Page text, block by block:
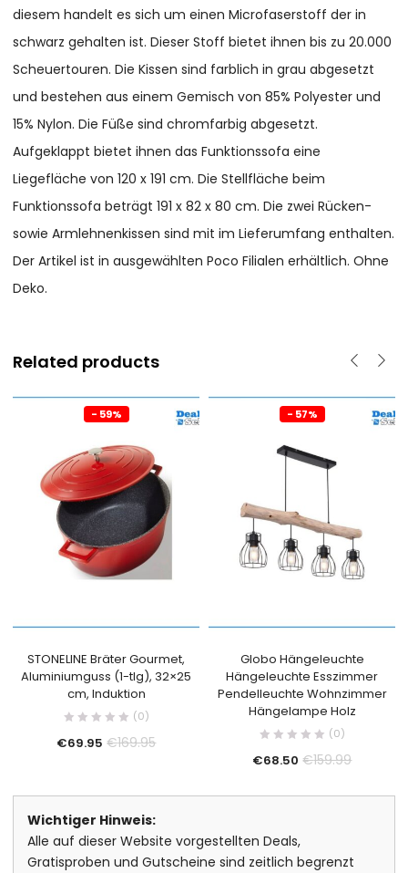
diesem handelt es sich um einen Microfaserstoff der in
schwarz gehalten ist. Dieser Stoff bietet ihnen bis zu 20.000
Scheuertouren. Die Kissen sind farblich in grau abgesetzt
und bestehen aus einem Gemisch von 85% Polyester und
15% Nylon. Die Füße sind chromfarbig abgesetzt.
Aufgeklappt bietet ihnen das Funktionssofa eine
Liegefläche von 120 x 191 cm. Die Stellfläche beim
Funktionssofa beträgt 191 x 82 x 80 cm. Die zwei Rücken-
sowie Armlehnenkissen sind mit im Lieferumfang enthalten.
Der Artikel ist in ausgewählten Poco Filialen erhältlich. Ohne
Deko.
Related products
- 59%
STONELINE Bräter Gourmet,
Aluminiumguss (1-tlg), 32×25
cm, Induktion
(0)
€69.95 €169.95
- 57%
Globo Hängeleuchte
Hängeleuchte Esszimmer
Pendelleuchte Wohnzimmer
Hängelampe Holz
(0)
€68.50 €159.99
Wichtiger Hinweis:
Alle auf dieser Website vorgestellten Deals,
Gratisproben und Gutscheine sind zeitlich begrenzt